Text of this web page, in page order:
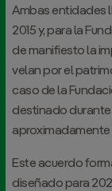
Ambas entidades
2015 y, para la
de manifiesto la
velan por el
caso de la
destinado
Este acuerdo
diseñado para